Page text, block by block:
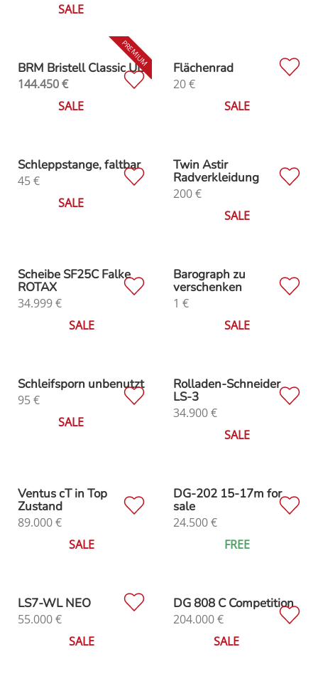
SALE
BRM Bristell Classic UL
144.450€
SALE
Flächenrad
20€
SALE
Schleppstange, faltbar
45€
SALE
Twin Astir
Radverkleidung
200€
SALE
Scheibe SF25C Falke
ROTAX
34.999€
SALE
Barograph zu
verschenken
1 €
SALE
Schleifsporn unbenutzt
95€
SALE
Rolladen-Schneider
LS-3
34.900€
SALE
Ventus cT in Top
Zustand
89.000€
SALE
DG-202 15-17m for
sale
24.500€
FREE
LS7-WL NEO
55.000€
SALE
DG 808 C Competition
204.000€
SALE